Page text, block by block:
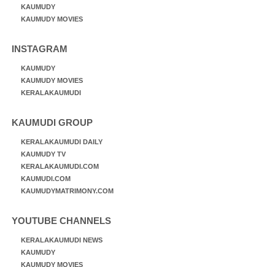
KAUMUDY
KAUMUDY MOVIES
INSTAGRAM
KAUMUDY
KAUMUDY MOVIES
KERALAKAUMUDI
KAUMUDI GROUP
KERALAKAUMUDI DAILY
KAUMUDY TV
KERALAKAUMUDI.COM
KAUMUDI.COM
KAUMUDYMATRIMONY.COM
YOUTUBE CHANNELS
KERALAKAUMUDI NEWS
KAUMUDY
KAUMUDY MOVIES